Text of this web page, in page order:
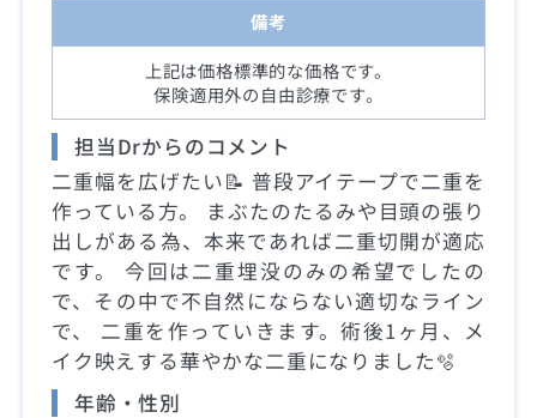
備考
上記は価格標準的な価格です。
保険適用外の自由診療です。
担当Drからのコメント
二重幅を広げたい📝 普段アイテープで二重を
作っている方。 まぶたのたるみや目頭の張り
出しがある為、本来であれば二重切開が適応
です。 今回は二重埋没のみの希望でしたの
で、その中で不自然にならない適切なライン
で、 二重を作っていきます。術後1ヶ月、メ
イク映えする華やかな二重になりました🫧
年齢・性別